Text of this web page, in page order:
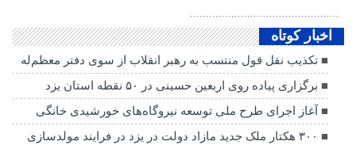
اخبار کوتاه
تکذیب نقل قول منتسب به رهبر انقلاب از سوی دفتر معظم‌له
برگزاری پیاده روی اربعین حسینی در ۵۰ نقطه استان یزد
آغاز اجرای طرح ملی توسعه نیروگاه‌های خورشیدی خانگی
۳۰۰ هکتار ملک جدید مازاد دولت در یزد در فرایند مولدسازی